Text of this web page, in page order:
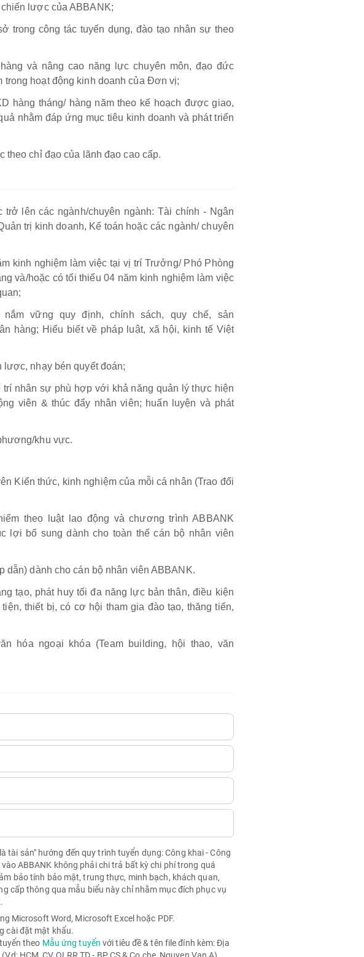
lược của ABBANK;
trong công tác tuyển dụng, đào tạo nhân sự theo
và nâng cao năng lực chuyên môn, đạo đức
trong hoạt động kinh doanh của Đơn vị;
hàng tháng/ hàng năm theo kế hoạch được giao,
nhằm đáp ứng mục tiêu kinh doanh và phát triển
theo chỉ đạo của lãnh đạo cao cấp.
lên các ngành/chuyên ngành: Tài chính - Ngân
trị kinh doanh, Kế toán hoặc các ngành/ chuyên
kinh nghiệm làm việc tại vị trí Trưởng/ Phó Phòng
và/hoặc có tối thiểu 04 năm kinh nghiệm làm việc
vững quy định, chính sách, quy chế, sản
hàng; Hiểu biết về pháp luật, xã hội, kinh tế Việt
lược, nhạy bén quyết đoán;
trí nhân sự phù hợp với khả năng quản lý thực hiện
viên & thúc đẩy nhân viên; huấn luyện và phát
khu vực.
Kiến thức, kinh nghiệm của mỗi cá nhân (Trao đổi
theo luật lao động và chương trình ABBANK
lợi bổ sung dành cho toàn thể cán bộ nhân viên
dành cho cán bộ nhân viên ABBANK.
tạo, phát huy tối đa năng lực bản thân, điều kiện
thiết bị, có cơ hội tham gia đào tạo, thăng tiến,
hóa ngoại khóa (Team building, hội thao, văn
tài sản" hướng đến quy trình tuyển dụng: Công khai - Công
ABBANK không phải chi trả bất kỳ chi phí trong quá
bảo tính bảo mật, trung thực, minh bạch, khách quan,
cấp thông qua mẫu biểu này chỉ nhằm mục đích phục vụ
Microsoft Word, Microsoft Excel hoặc PDF.
cài đặt mật khẩu.
theo Mẫu ứng tuyển với tiêu đề & tên file đính kèm: Địa